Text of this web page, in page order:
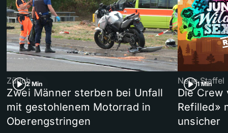
2 Min
Zürich
Zwei Männer sterben bei Unfall
mit gestohlenem Motorrad in
Oberengstringen
1 Min
Neue Staffel
Die Crew
Refilled»
unsicher